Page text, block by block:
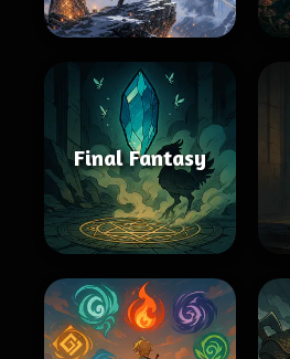
Final Fantasy